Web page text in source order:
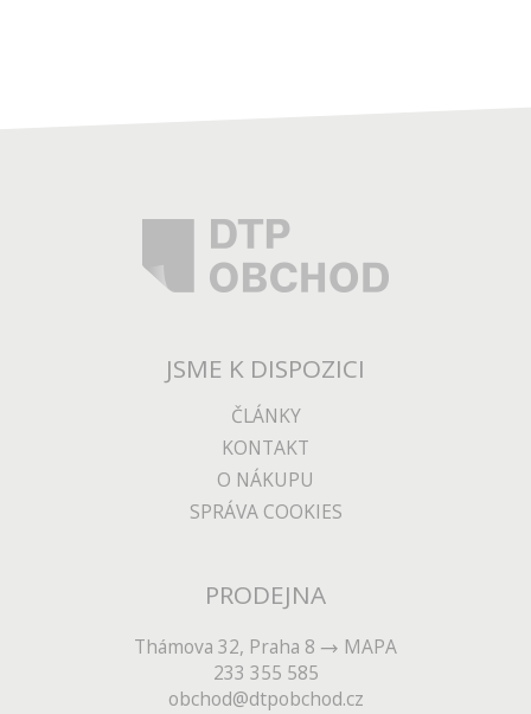
JSME K DISPOZICI
ČLÁNKY
KONTAKT
O NÁKUPU
SPRÁVA COOKIES
PRODEJNA
Thámova 32, Praha 8
MAPA
233 355 585
obchod@dtpobchod.cz